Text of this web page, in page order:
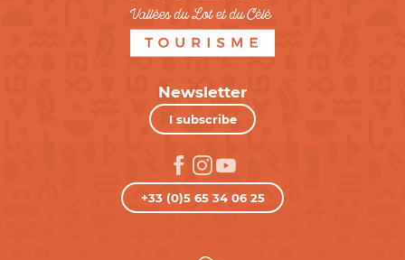
Newsletter
I subscribe
+33 (0)5 65 34 06 25